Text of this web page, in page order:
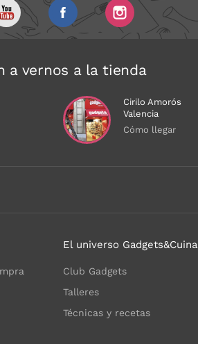
a vernos a la tienda
Cirilo Amorós
Valencia
Cómo llegar
El universo Gadgets&Cuina
Club Gadgets
Talleres
Técnicas y recetas